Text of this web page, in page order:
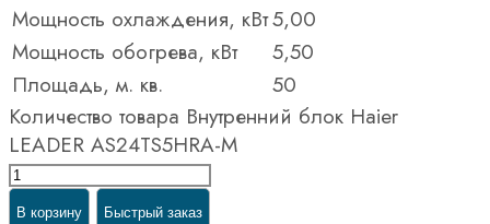
Мощность охлаждения, кВт5,00
Мощность обогрева, кВт
5,50
Площадь, м. кв.
50
Количество товара Внутренний блок Haier
LEADER AS24TS5HRA-M
В корзину Быстрый заказ